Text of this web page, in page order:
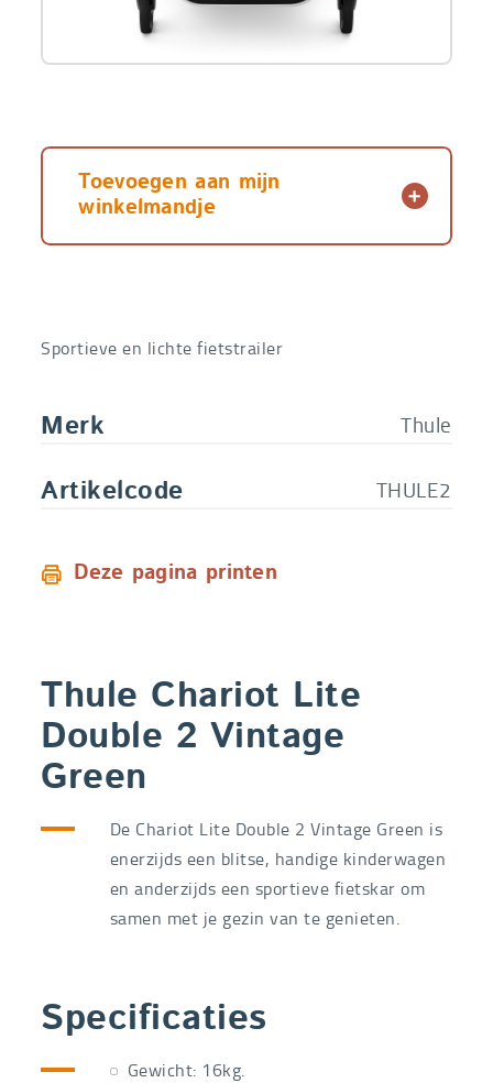
Green
Toevoegen aan mijn
winkelmandje
Sportieve en lichte fietstrailer
Merk Thule
Artikelcode THULE2
Deze pagina printen
Thule Chariot Lite
Double 2 Vintage
Green
De Chariot Lite Double 2 Vintage Green is
enerzijds een blitse, handige kinderwagen
en anderzijds een sportieve fietskar om
samen met je gezin van te genieten.
Specificaties
Gewicht: 16kg.